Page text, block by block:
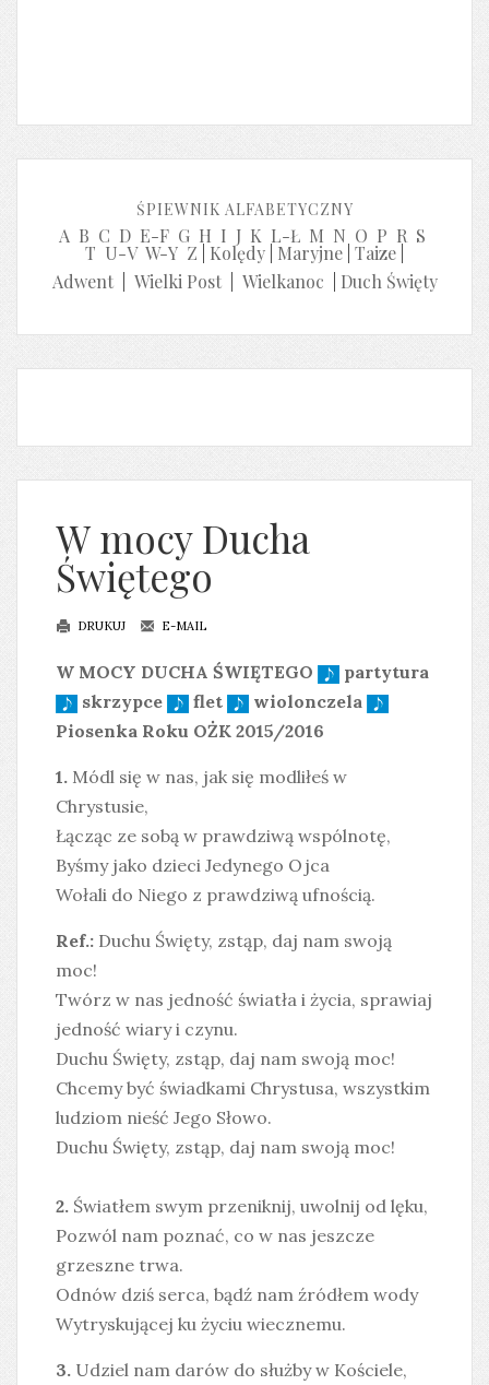
ŚPIEWNIK ALFABETYCZNY
A B C D E-F G H I J K L-Ł M N O P R S
T U-V W-Y Z Kolędy Maryjne Taize
Adwent| Wielki Post| Wielkanoc Duch Święty
W mocy Ducha
Świętego
DRUKUJ E-MAIL
W MOCY DUCHA ŚWIĘTEGO
partytura
skrzypce
flet
wiolonczela
Piosenka Roku OŻK 2015/2016
1. Módl się w nas, jak się modliłeś w
Chrystusie,
Łącząc ze sobą w prawdziwą wspólnotę,
Byśmy jako dzieci Jedynego Ojca
Wołali do Niego z prawdziwą ufnością.
Ref.: Duchu Święty, zstąp, daj nam swoją
moc!
Twórz w nas jedność światła i życia, sprawiaj
jedność wiary i czynu.
Duchu Święty, zstąp, daj nam swoją moc!
Chcemy być świadkami Chrystusa, wszystkim
ludziom nieść Jego Słowo.
Duchu Święty, zstąp, daj nam swoją moc!
2. Światłem swym przeniknij, uwolnij od lęku,
Pozwól nam poznać, co w nas jeszcze
grzeszne trwa.
Odnów dziś serca, bądź nam źródłem wody
Wytryskującej ku życiu wiecznemu.
3. Udziel nam darów do służby w Kościele,